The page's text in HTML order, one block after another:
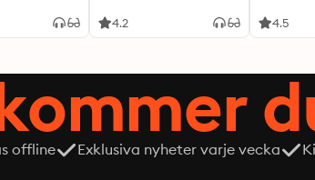
4.2 4.5
offline Exklusiva nyheter varje vecka